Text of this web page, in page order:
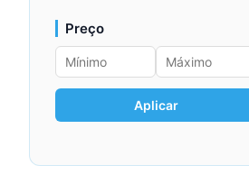
Preço
Aplicar